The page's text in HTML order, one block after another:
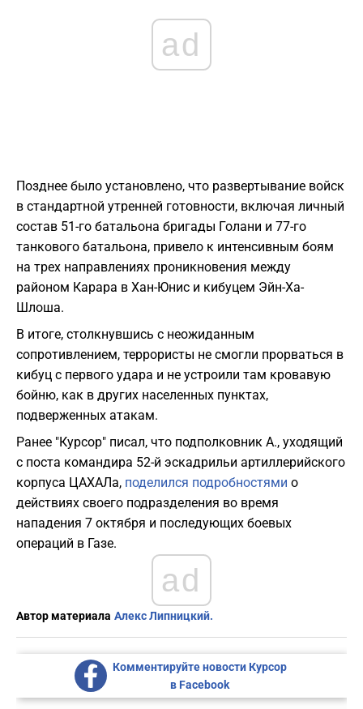
ad
Позднее было установлено, что развертывание войск
в стандартной утренней готовности, включая личный
состав 51-го батальона бригады Голани и 77-го
танкового батальона, привело к интенсивным боям
на трех направлениях проникновения между
районом Карара в Хан-Юнис и кибуцем Эйн-Ха-
Шлоша.
В итоге, столкнувшись с неожиданным
сопротивлением, террористы не смогли прорваться в
кибуц с первого удара и не устроили там кровавую
бойню, как в других населенных пунктах,
подверженных атакам.
Ранее "Курсор" писал, что подполковник А., уходящий
с поста командира 52-й эскадрильи артиллерийского
корпуса ЦАХАЛа, поделился подробностями о
действиях своего подразделения во время
нападения 7 октября и последующих боевых
операций в Газе.
ad
Автор материала Алекс Липницкий.
Комментируйте новости Курсор
в Facebook